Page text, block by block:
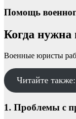
Помощь
Когда нужна
Военные юристы
Читайте
1. Проблемы с